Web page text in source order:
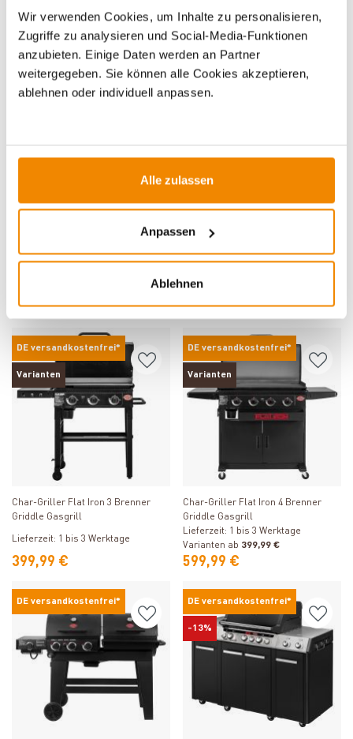
Wir verwenden Cookies, um Inhalte zu personalisieren,
Zugriffe zu analysieren und Social-Media-Funktionen
anzubieten. Einige Daten werden an Partner
weitergegeben. Sie können alle Cookies akzeptieren,
ablehnen oder individuell anpassen.
Alle zulassen
Anpassen
Ablehnen
Lieferzeit: 1 bis 3 Werktage
999,00 €
1.199,00 €
Lieferzeit: 1 bis 3 Werktage
999,00 €
1.199,00 €
DE versandkostenfrei*
Schwarz
379,00 €
DE versandkostenfrei*
Grillstation Schwarz
4.999,00 €
5.999,00 €
DE versandkostenfrei*
Varianten
Produkt ansehen
Char-Griller Flat Iron 3 Brenner
Griddle Gasgrill
Lieferzeit: 1 bis 3 Werktage
399,99 €
DE versandkostenfrei*
Varianten
Produkt ansehen
Char-Griller Flat Iron 4 Brenner
Griddle Gasgrill
Lieferzeit: 1 bis 3 Werktage
Varianten ab 399,99 €
599,99 €
DE versandkostenfrei* DE versandkostenfrei*
-13%
Produkt ansehen